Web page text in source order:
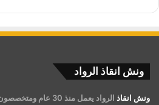
ونش انقاذ الرواد
ونش انقاذ الرواد يعمل منذ 30 عام ومتخصصون في